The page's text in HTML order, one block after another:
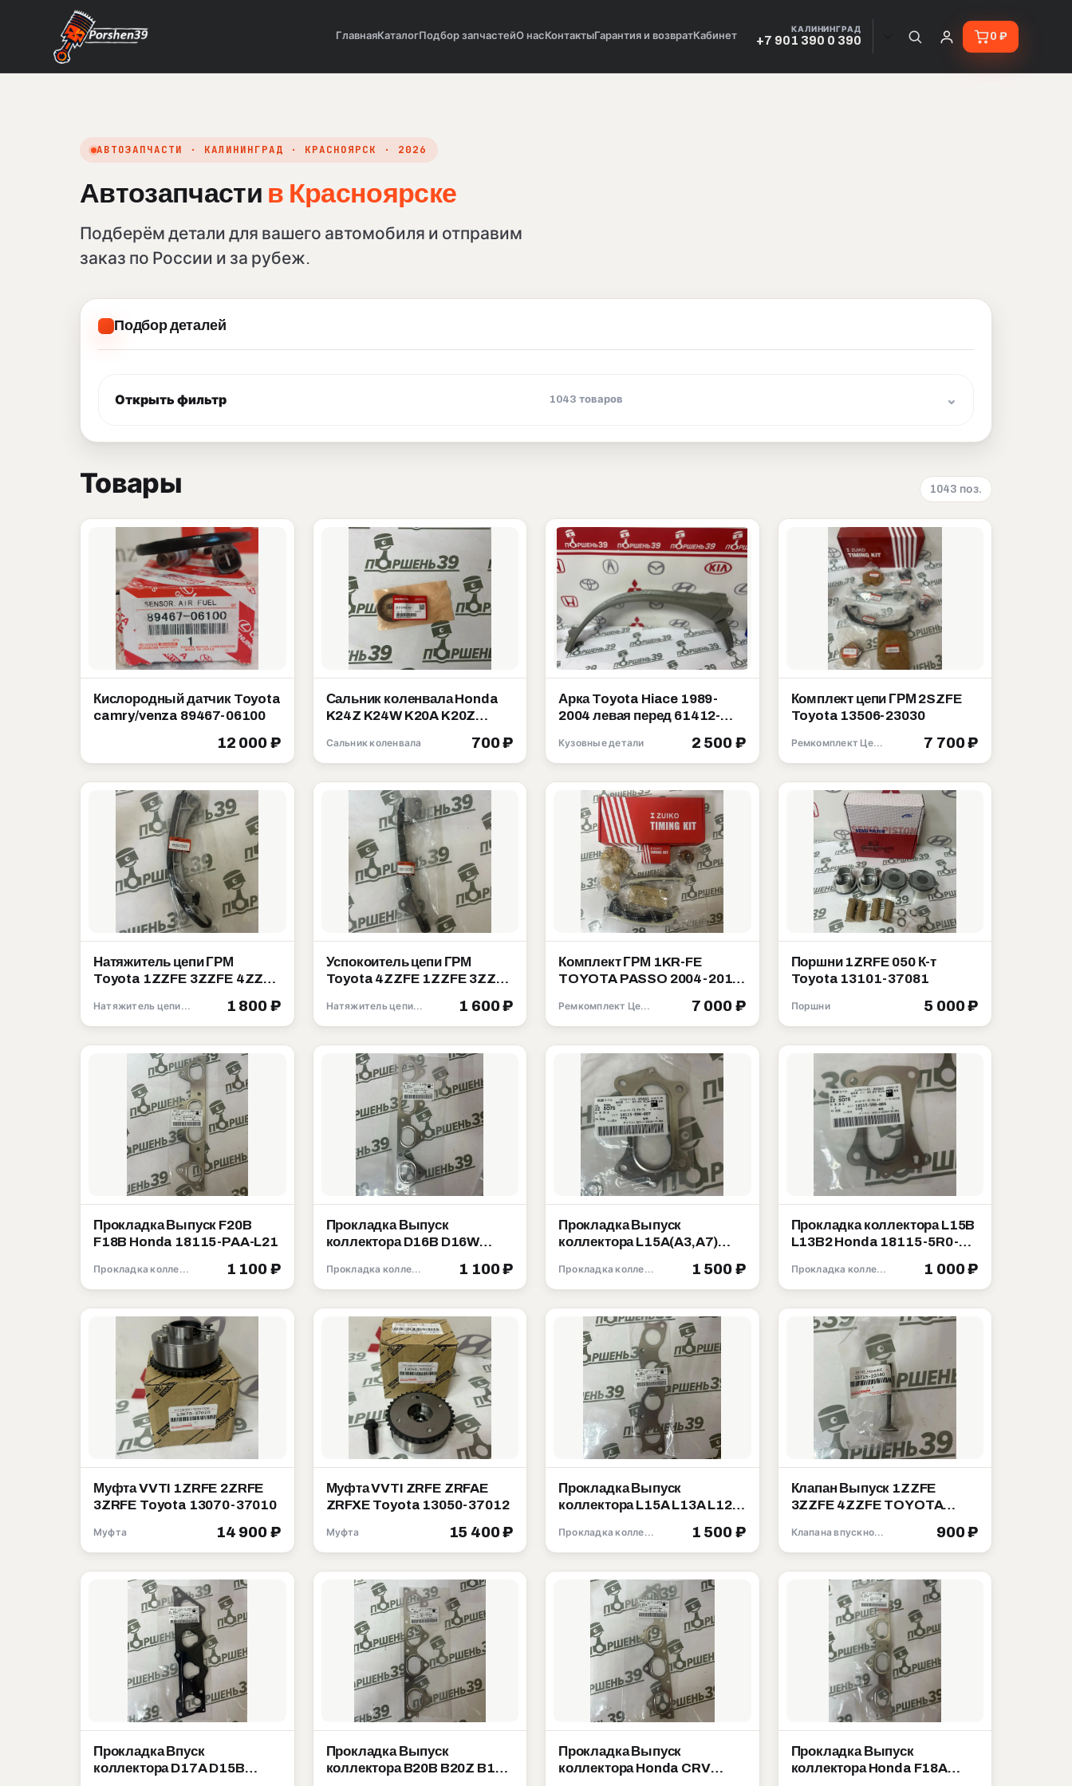
ГлавнаяКаталогПодбор запчастейО нас КонтактыГарантия и возвратКабинет
КАЛИНИНГРАД
+7 901 390 0 390 0 ₽
АВТОЗАПЧАСТИ · КАЛИНИНГРАД · КРАСНОЯРСК · 2026
Автозапчасти в Красноярске
Подберём детали для вашего автомобиля и отправим
заказ по России и за рубеж.
Подбор деталей
Открыть фильтр 1043 товаров
Товары 1043 поз.
Кислородный датчик Toyota
camry/venza 89467-06100
12 000 ₽
Сальник коленвала Honda
K24Z K24W K20A K20Z
Сальник коленвала 700 ₽
Арка Toyota Hiace 1989-
2004 левая перед 61412-
Кузовные детали 2 500 ₽
Комплект цепи ГРМ 2SZFE
Toyota 13506-23030
Ремкомплект Цепи ГРМ 7 700 ₽
Натяжитель цепи ГРМ
Toyota 1ZZFE 3ZZFE 4ZZFE
Натяжитель цепи ГРМ 1 800 ₽
Успокоитель цепи ГРМ
Toyota 4ZZFE 1ZZFE 3ZZFE
Натяжитель цепи ГРМ 1 600 ₽
Комплект ГРМ 1KR-FE
TOYOTA PASSO 2004-2010
Ремкомплект Цепи ГРМ 7 000 ₽
Поршни 1ZRFE 050 К-т
Toyota 13101-37081
Поршни 5 000 ₽
Прокладка Выпуск F20B
F18B Honda 18115-PAA-L21
Прокладка коллектора 1 100 ₽
Прокладка Выпуск
коллектора D16B D16W
18115-P2A-003
Прокладка коллектора 1 100 ₽
Прокладка Выпуск
коллектора L15A(A3,A7)
18115-RB0-007
Прокладка коллектора 1 500 ₽
Прокладка коллектора L15B
L13B2 Honda 18115-5R0-
Прокладка коллектора 1 000 ₽
Муфта VVTI 1ZRFE 2ZRFE
3ZRFE Toyota 13070-37010
Муфта 14 900 ₽
Муфта VVTI ZRFE ZRFAE
ZRFXE Toyota 13050-37012
Муфта 15 400 ₽
Прокладка Выпуск
коллектора L15A L13A L12A
Прокладка коллектора 1 500 ₽
Клапан Выпуск 1ZZFE
3ZZFE 4ZZFE TOYOTA
13715-22040Клапана впускной выпускной 900 ₽
Прокладка Впуск
коллектора D17A D15B
Прокладка Выпуск
коллектора B20B B20Z B18B
Прокладка Выпуск
коллектора Honda CRV
Прокладка Выпуск
коллектора Honda F18A